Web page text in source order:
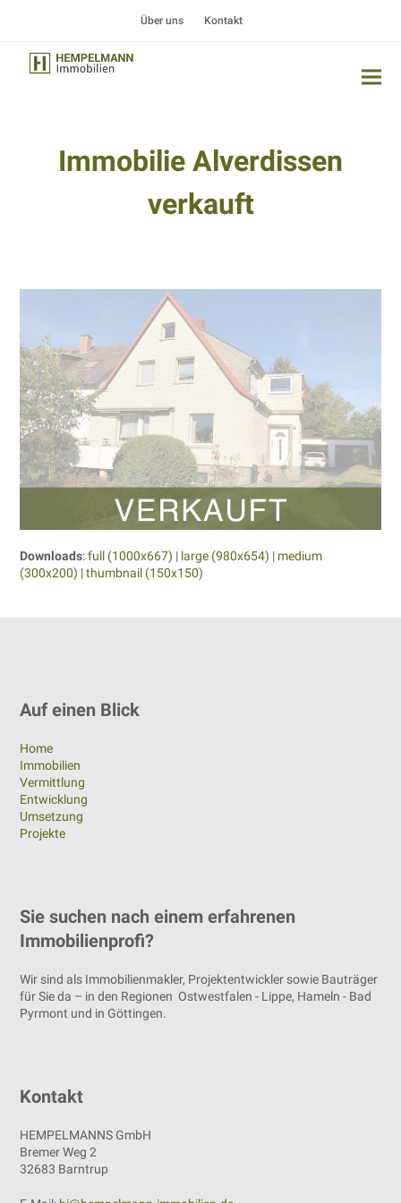
Über uns Kontakt
Immobilie Alverdissen
verkauft
Downloads:full (1000x667) | large (980x654) | medium
(300x200) |thumbnail (150x150)
Auf einen Blick
Home
Immobilien
Vermittlung
Entwicklung
Umsetzung
Projekte
Sie suchen nach einem erfahrenen
Immobilienprofi?
Wir sind als Immobilienmakler, Projektentwickler sowie Bauträger
für Sie da – in den Regionen Ostwestfalen - Lippe, Hameln - Bad
Pyrmont und in Göttingen.
Kontakt
HEMPELMANNS GmbH
Bremer Weg 2
32683 Barntrup